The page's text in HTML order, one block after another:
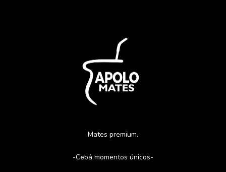
Mates premium.
-Cebá momentos únicos-